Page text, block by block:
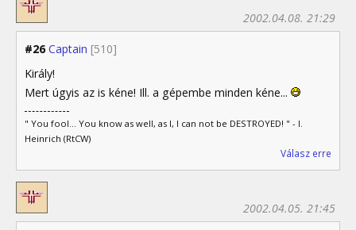
#26 Captain [510]
2002.04.08. 21:29
Király!
Mert úgyis az is kéne! Ill. a gépembe minden kéne...
" You fool... You know as well, as I, I can not be DESTROYED! " - I.
Heinrich (RtCW)
Válasz erre
2002.04.05. 21:45